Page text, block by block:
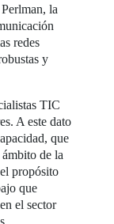
la
redes
y
TIC
A este dato
que
de la
propósito
que
el sector